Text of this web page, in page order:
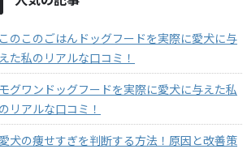
このこのごはんドッグフードを実際に愛犬に与
えた私のリアルな口コミ！
モグワンドッグフードを実際に愛犬に与えた私
のリアルな口コミ！
愛犬の痩せすぎを判断する方法！原因と改善策